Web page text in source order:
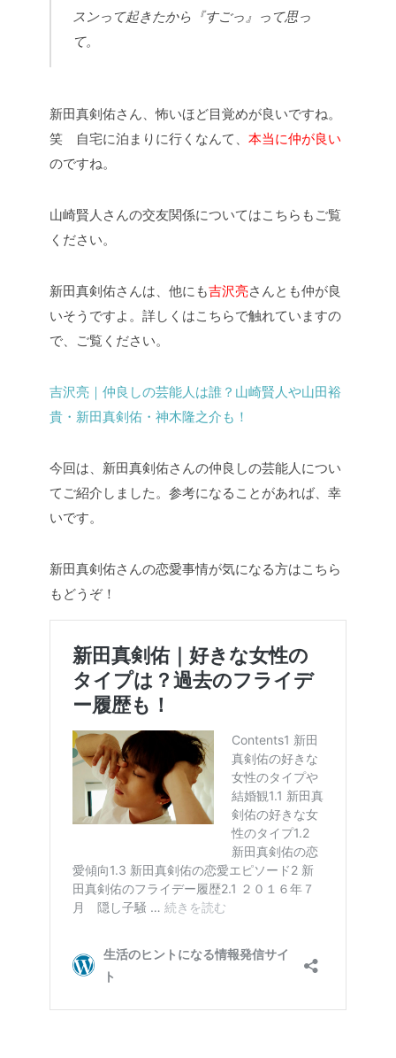
スンって起きたから『すごっ』って思っ
て。
新田真剣佑さん、怖いほど目覚めが良いですね。
笑 自宅に泊まりに行くなんて、 本当に仲が良い
のですね。
山崎賢人さんの交友関係についてはこちらもご覧
ください。
新田真剣佑さんは、他にも吉沢亮さんとも仲が良
いそうですよ。詳しくはこちらで触れていますの
で、ご覧ください。
吉沢亮｜仲良しの芸能人は誰？山崎賢人や山田裕
貴・新田真剣佑・神木隆之介も！
今回は、新田真剣佑さんの仲良しの芸能人につい
てご紹介しました。参考になることがあれば、幸
いです。
新田真剣佑さんの恋愛事情が気になる方はこちら
もどうぞ！